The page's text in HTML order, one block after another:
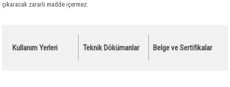
OSB
Çatı Kaplama Malzemeleri
Çatı Bitümlü Ondüle Levha
çıkaracak zararlı madde içermez.
Kullanım Yerleri Teknik Dökümanlar Belge ve Sertifikalar